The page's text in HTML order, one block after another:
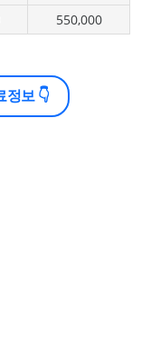
550,000
정보 👇